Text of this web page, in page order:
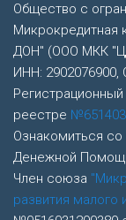
Общество с
ДОН" (ООО МКК
ИНН: 2902076900,
реестре
Ознакомиться
Денежной
Член союза
развития малого